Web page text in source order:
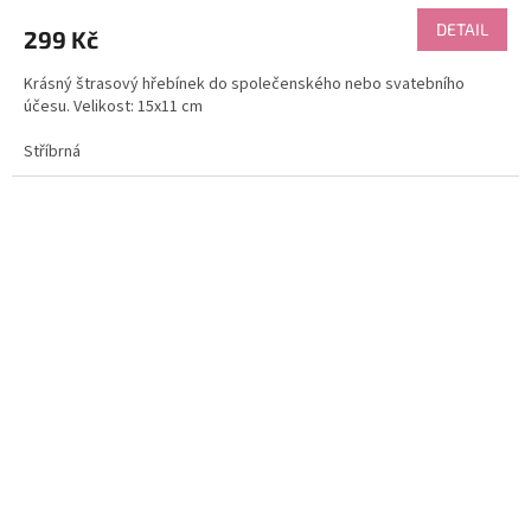
299 Kč DETAIL
Krásný štrasový hřebínek do společenského nebo svatebního
účesu. Velikost: 15x11 cm
Stříbrná